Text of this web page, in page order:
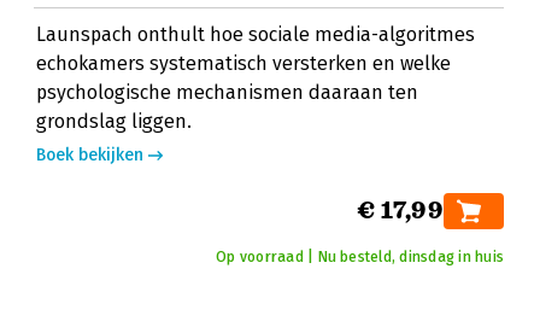
Launspach onthult hoe sociale media-algoritmes
echokamers systematisch versterken en welke
psychologische mechanismen daaraan ten
grondslag liggen.
Boek bekijken
€ 17,99
Op voorraad | Nu besteld, dinsdag in huis